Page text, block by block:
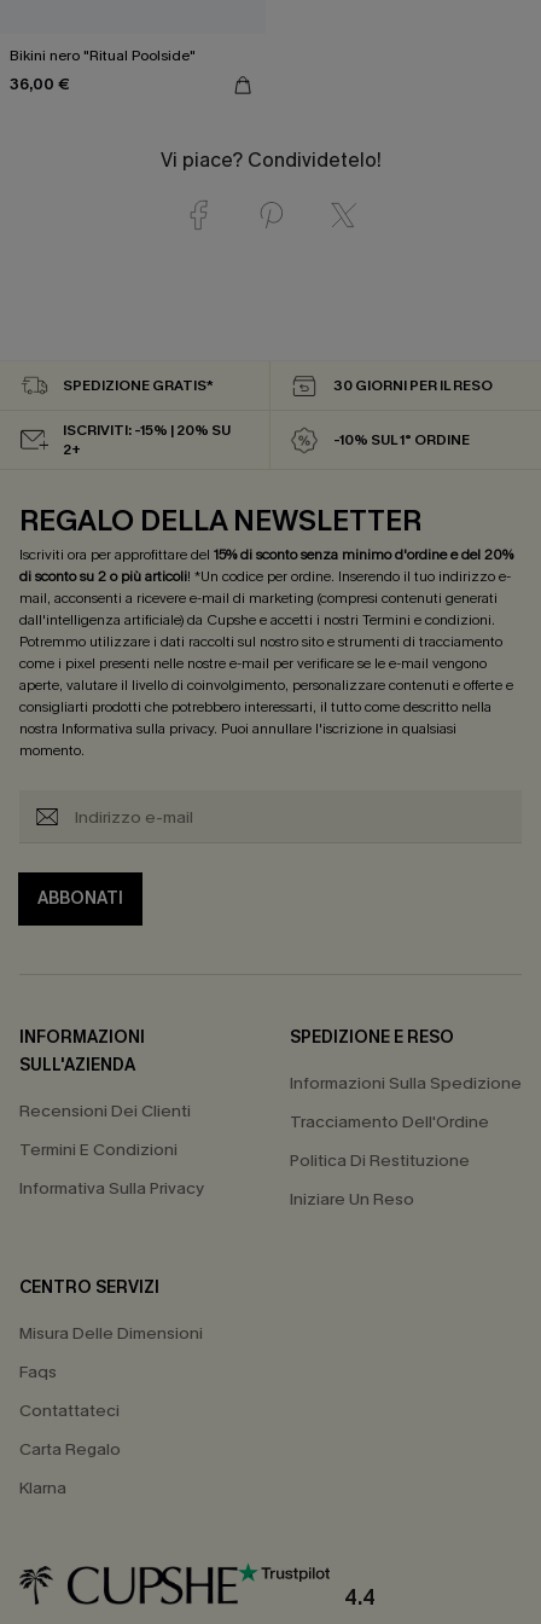
Bikini nero "Ritual Poolside"
36,00 €
Vi piace? Condividetelo!
SPEDIZIONE GRATIS* 30 GIORNI PER IL RESO
ISCRIVITI: -15% | 20% SU
2+
-10% SUL 1° ORDINE
REGALO DELLA NEWSLETTER
Iscriviti ora per approfittare del 15% di sconto senza minimo d'ordine e del 20%
di sconto su 2 o più articoli! *Un codice per ordine. Inserendo il tuo indirizzo e-
mail, acconsenti a ricevere e-mail di marketing (compresi contenuti generati
dall'intelligenza artificiale) da Cupshe e accetti i nostri Termini e condizioni.
Potremmo utilizzare i dati raccolti sul nostro sito e strumenti di tracciamento
come i pixel presenti nelle nostre e-mail per verificare se le e-mail vengono
aperte, valutare il livello di coinvolgimento, personalizzare contenuti e offerte e
consigliarti prodotti che potrebbero interessarti, il tutto come descritto nella
nostra Informativa sulla privacy. Puoi annullare l'iscrizione in qualsiasi
momento.
ABBONATI
INFORMAZIONI
SULL'AZIENDA
Recensioni Dei Clienti
Termini E Condizioni
Informativa Sulla Privacy
SPEDIZIONE E RESO
Informazioni Sulla Spedizione
Tracciamento Dell'Ordine
Politica Di Restituzione
Iniziare Un Reso
CENTRO SERVIZI
Misura Delle Dimensioni
Faqs
Contattateci
Carta Regalo
Klarna
4.4